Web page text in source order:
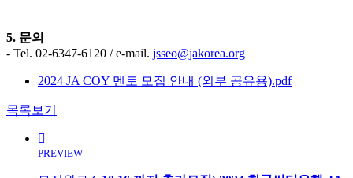
5. 문의
- Tel. 02-6347-6120 / e-mail. jsseo@jakorea.org
2024 JA COY 멘토 모집 안내 (외부 공유용).pdf
목록보기
PREVIEW